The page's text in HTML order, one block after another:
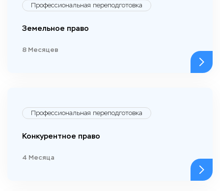
Профессиональная переподготовка
Земельное право
8 Месяцев
Профессиональная переподготовка
Конкурентное право
4 Месяца